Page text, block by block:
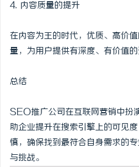
4. 内容质量的提升
在内容为王的时代，优质、高价
量，为用户提供有深度、有价值
总结
SEO推广公司在互联网营销中扮
助企业提升在搜索引擎上的可见
慎，确保找到最符合自身需求的
与挑战。